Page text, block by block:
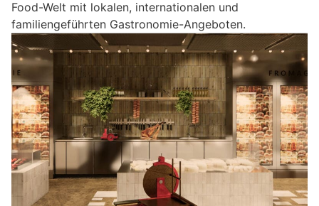
Food-Welt mit lokalen, internationalen und
familiengeführten Gastronomie-Angeboten.